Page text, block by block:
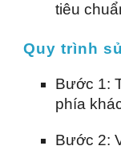
tiêu
Quy trình
Bước 1:
phía
Bước 2: